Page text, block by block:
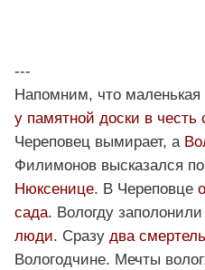
---
Напомним, что маленькая
у памятной доски в честь
Череповец вымирает, а
Филимонов высказался
Нюксенице. В Череповце
сада. Вологду заполонили
люди. Сразу два
Вологодчине. Мечты